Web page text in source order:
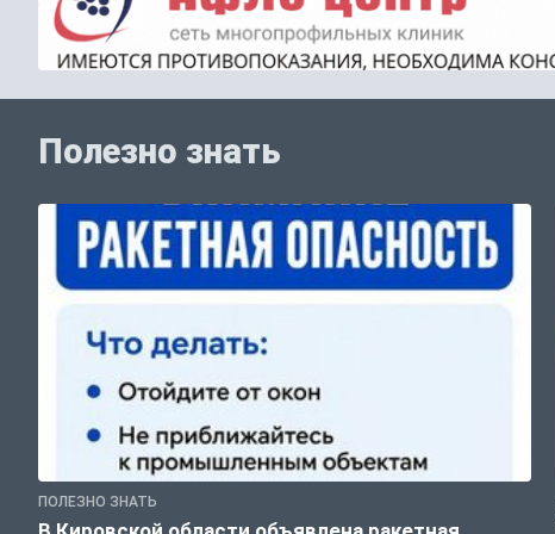
Полезно знать
ПОЛЕЗНО ЗНАТЬ